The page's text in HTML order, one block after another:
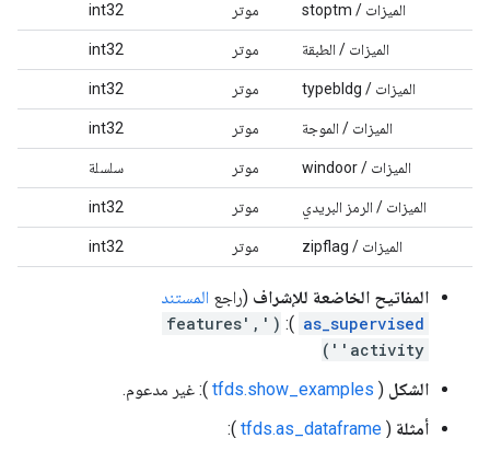
الميزات / stoptm موتر int32
الميزات / الطبقة موتر int32
الميزات / typebldg موتر int32
الميزات / الموجة موتر int32
الميزات / windoor موتر سلسلة
الميزات / الرمز البريدي موتر int32
الميزات / zipflag موتر int32
المفاتيح الخاضعة للإشراف (راجع المستند
as_supervised
):
('features',
'activity')
الشكل (
tfds.show_examples ): غير مدعوم.
أمثلة (
tfds.as_dataframe
):